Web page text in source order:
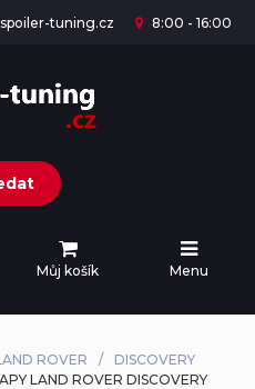
tuning.cz 8:00 - 16:00
Můj košík Menu
ROVER
DISCOVERY
LAND ROVER DISCOVERY